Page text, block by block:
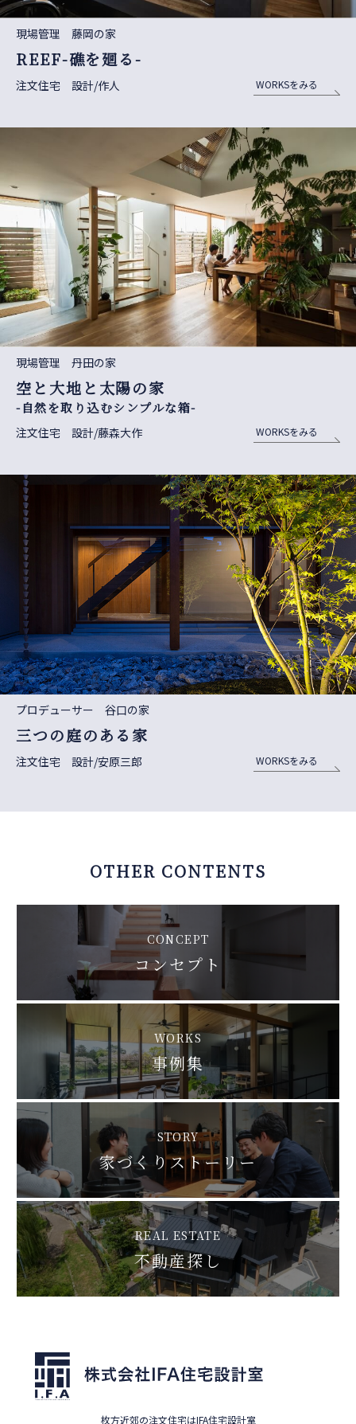
現場管理 藤岡の家
REEF-礁を廻る-
注文住宅 設計/作人 WORKSをみる
現場管理 丹田の家
空と大地と太陽の家
-自然を取り込むシンプルな箱-
注文住宅 設計/藤森大作 WORKSをみる
プロデューサー 谷口の家
三つの庭のある家
注文住宅 設計/安原三郎 WORKSをみる
OTHER CONTENTS
CONCEPT
コンセプト
WORKS
事例集
STORY
家づくりストーリー
REAL ESTATE
不動産探し
枚方近郊の注文住宅はIFA住宅設計室